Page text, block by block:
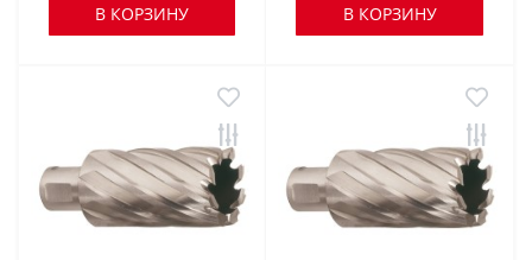
В КОРЗИНУ В КОРЗИНУ